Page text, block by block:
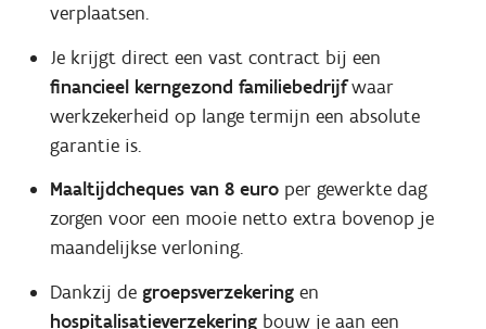
verplaatsen.
Je krijgt direct een vast contract bij een
financieel kerngezond familiebedrijfwaar
werkzekerheid op lange termijn een absolute
garantie is.
Maaltijdcheques van 8 europer gewerkte dag
zorgen voor een mooie netto extra bovenop je
maandelijkse verloning.
Dankzij de groepsverzekeringen
hospitalisatieverzekeringbouw je aan een